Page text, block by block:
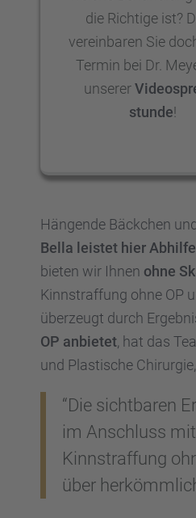
die Richtige ist?
verein­ba­ren Sie
Termin bei Dr.
unserer
stunde!
Hängende Bäckchen
Bella leistet hier
bieten wir Ihnen ohne
Kinnstraf­fung ohne OP
überzeugt durch
OP anbie­tet, hat das
und Plasti­sche
“Die sicht­ba­ren
im Anschluss
Kinnstraf­fung
über